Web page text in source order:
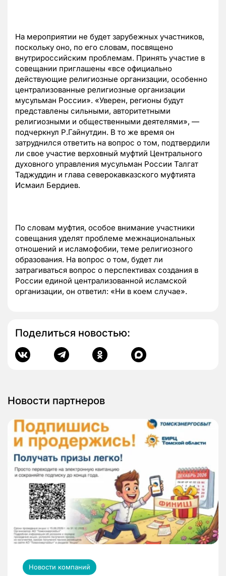
На мероприятии не будет зарубежных участников,
поскольку оно, по его словам, посвящено
внутрироссийским проблемам. Принять участие в
совещании приглашены «все официально
действующие религиозные организации, особенно
централизованные религиозные организации
мусульман России». «Уверен, регионы будут
представлены сильными, авторитетными
религиозными и общественными деятелями», —
подчеркнул Р.Гайнутдин. В то же время он
затруднился ответить на вопрос о том, подтвердили
ли свое участие верховный муфтий Центрального
духовного управления мусульман России Талгат
Таджуддин и глава северокавказского муфтията
Исмаил Бердиев.
По словам муфтия, особое внимание участники
совещания уделят проблеме межнациональных
отношений и исламофобии, теме религиозного
образования. На вопрос о том, будет ли
затрагиваться вопрос о перспективах создания в
России единой централизованной исламской
организации, он ответил: «Ни в коем случае».
Поделиться новостью:
Новости партнеров
Новости компаний